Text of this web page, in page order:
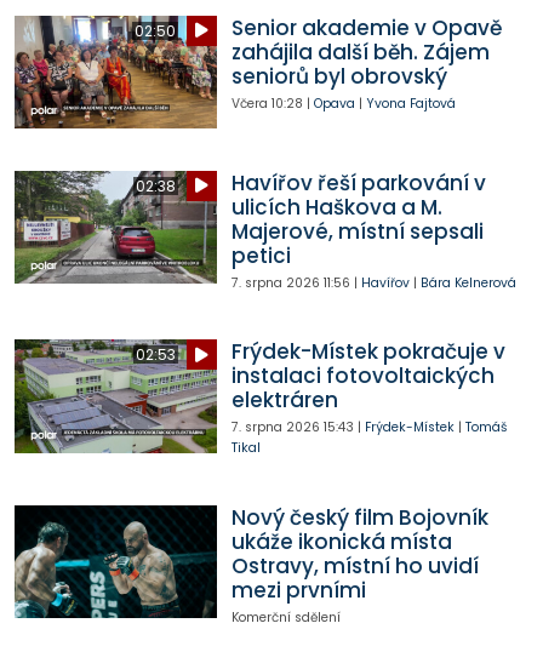
02:50
Senior akademie v Opavě
zahájila další běh. Zájem
seniorů byl obrovský
Včera 10:28 | Opava | Yvona Fajtová
02:38
Havířov řeší parkování v
ulicích Haškova a M.
Majerové, místní sepsali
petici
7. srpna 2026 11:56 | Havířov| Bára Kelnerová
02:53
Frýdek-Místek pokračuje v
instalaci fotovoltaických
elektráren
7. srpna 2026 15:43 | Frýdek-Místek| Tomáš
Tikal
Nový český film Bojovník
ukáže ikonická místa
Ostravy, místní ho uvidí
mezi prvními
Komerční sdělení